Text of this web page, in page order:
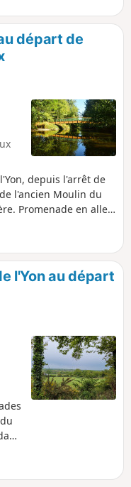
départ de
depuis l'arrêt de
l'ancien Moulin du
Promenade en aller-
divers etc.
l'Yon au départ